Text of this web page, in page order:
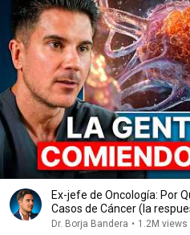
Ex-jefe de Oncología: Por
Casos de Cáncer (la
Dr. Borja Bandera • 1.2M views